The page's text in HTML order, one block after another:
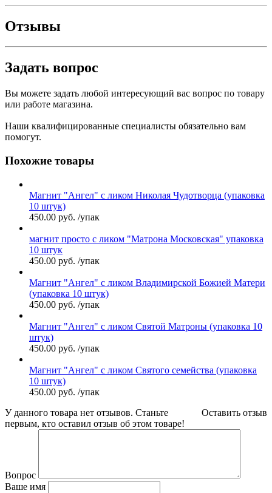
Отзывы
Задать вопрос
Вы можете задать любой интересующий вас вопрос по товару
или работе магазина.
Наши квалифицированные специалисты обязательно вам
помогут.
Похожие товары
Магнит "Ангел" с ликом Николая Чудотворца (упаковка
10 штук)
450.00 руб. /упак
магнит просто с ликом "Матрона Московская" упаковка
10 штук
450.00 руб. /упак
Магнит "Ангел" с ликом Владимирской Божией Матери
(упаковка 10 штук)
450.00 руб. /упак
Магнит "Ангел" с ликом Святой Матроны (упаковка 10
штук)
450.00 руб. /упак
Магнит "Ангел" с ликом Святого семейства (упаковка
10 штук)
450.00 руб. /упак
Оставить отзыв
У данного товара нет отзывов. Станьте
первым, кто оставил отзыв об этом товаре!
Вопрос
Ваше имя